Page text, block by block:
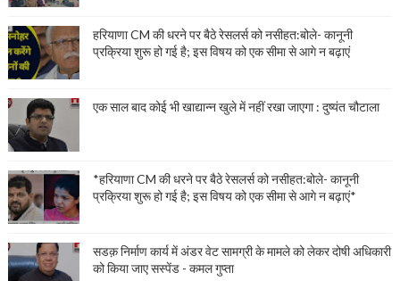
हरियाणा CM की धरने पर बैठे रेसलर्स को नसीहत:बोले- कानूनी
प्रक्रिया शुरू हो गई है; इस विषय को एक सीमा से आगे न बढ़ाएं
एक साल बाद कोई भी खाद्यान्न खुले में नहीं रखा जाएगा : दुष्यंत चौटाला
*हरियाणा CM की धरने पर बैठे रेसलर्स को नसीहत:बोले- कानूनी
प्रक्रिया शुरू हो गई है; इस विषय को एक सीमा से आगे न बढ़ाएं*
सडक़ निर्माण कार्य में अंडर वेट सामग्री के मामले को लेकर दोषी अधिकारी
को किया जाए सस्पेंड - कमल गुप्ता